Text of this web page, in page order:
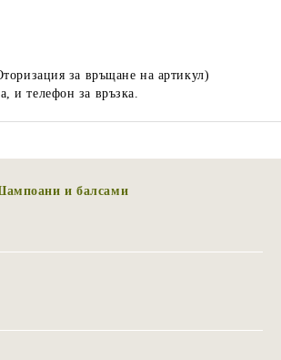
за връщане на артикул)
и телефон за връзка.
и балсами